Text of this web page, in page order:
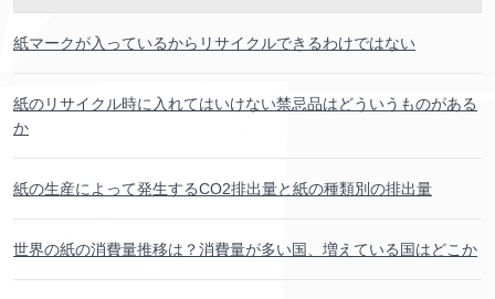
紙マークが入 っているからリサイクルできるわけではない
紙のリサイクル時に 入れてはいけない禁忌品はどういうものがある
か
紙の生産によって発生するCO2排出量と紙の種類別の排出量
世界の紙の消費量推移は？消費量が多い国 増えている 国はどこか